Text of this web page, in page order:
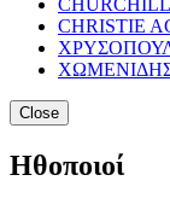
CHRISTIE
Close
Ηθοποιοί